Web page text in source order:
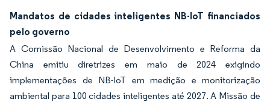
Mandatos de cidades inteligentes NB-IoT financiados
pelo governo
A Comissão Nacional de Desenvolvimento e Reforma da
China emitiu diretrizes em maio de 2024 exigindo
implementações de NB-IoT em medição e monitorização
ambiental para 100 cidades inteligentes até 2027. A Missão de